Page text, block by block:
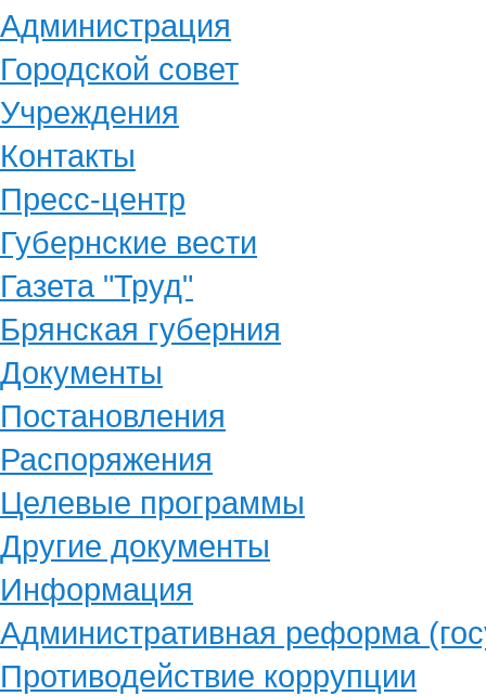
Администрация
Городской совет
Учреждения
Контакты
Пресс-центр
Губернские вести
Газета "Труд"
Брянская губерния
Документы
Постановления
Распоряжения
Целевые программы
Другие документы
Информация
Административная реформа
Противодействие коррупции